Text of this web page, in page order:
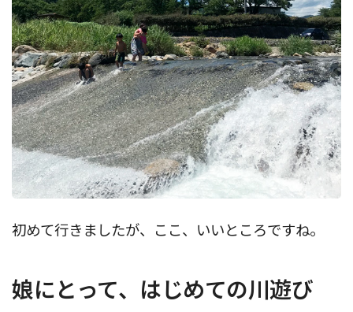
初めて行きましたが、ここ、いいところですね。
娘にとって、はじめての川遊び